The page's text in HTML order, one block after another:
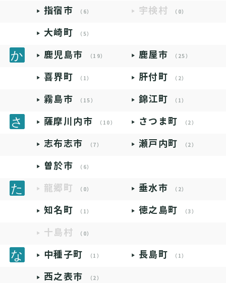
指宿市 （6） 宇検村 （0）
大崎町 （5）
鹿児島市 （19） 鹿屋市 （25）
喜界町 （1） 肝付町 （2）
霧島市 （15） 錦江町 （1）
薩摩川内市 （10） さつま町 （2）
志布志市 （7） 瀬戸内町 （2）
曽於市 （6）
龍郷町 （0） 垂水市 （2）
知名町 （1） 徳之島町 （3）
十島村 （0）
中種子町 （1） 長島町 （1）
西之表市 （2）